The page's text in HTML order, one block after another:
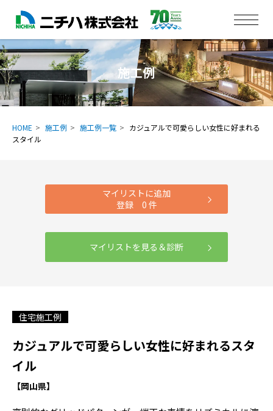
施工例
HOME 施工例 施工例一覧
カジュアルで可愛らしい女性に好まれる
スタイル
マイリストに追加
登録 0 件
マイリストを見る＆診断
住宅施工例
カジュアルで可愛らしい女性に好まれるスタ
イル
【岡山県】